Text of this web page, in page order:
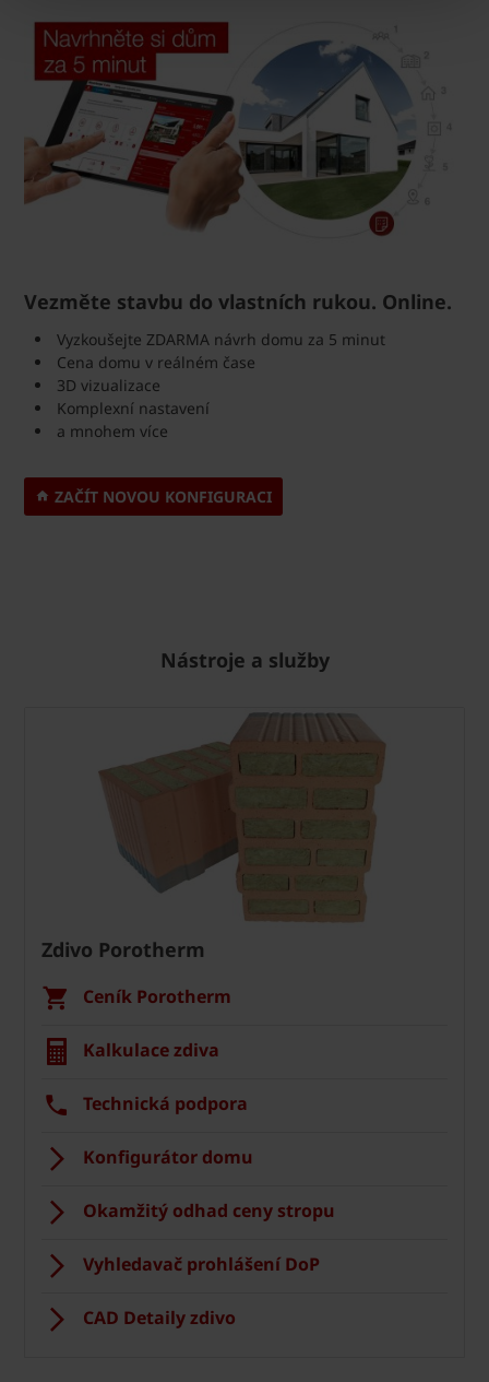
Vezměte stavbu do vlastních rukou. Online.
Vyzkoušejte ZDARMA návrh domu za 5 minut
Cena domu v reálném čase
3D vizualizace
Komplexní nastavení
a mnohem více
ZAČÍT NOVOU KONFIGURACI
Nástroje a služby
Zdivo Porotherm
Ceník Porotherm
Kalkulace zdiva
Technická podpora
Konfigurátor domu
Okamžitý odhad ceny stropu
Vyhledavač prohlášení DoP
CAD Detaily zdivo